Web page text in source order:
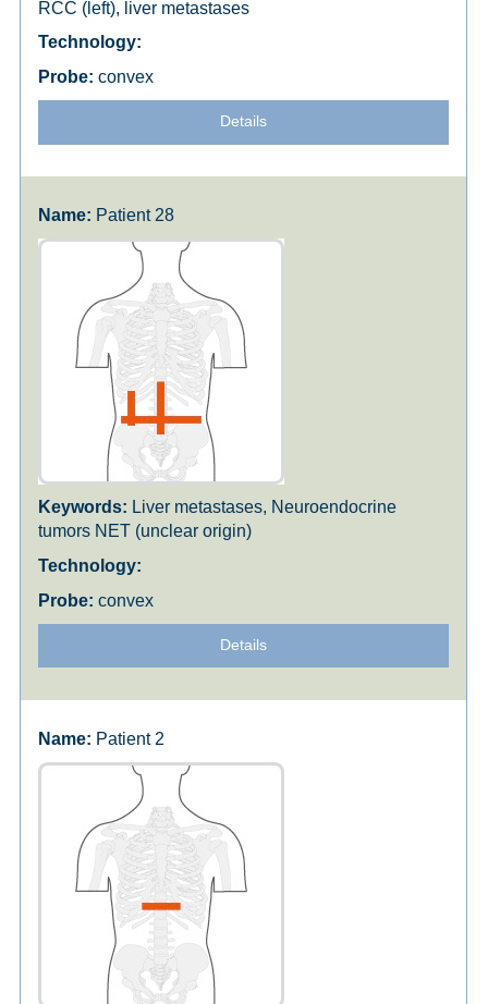
RCC (left), liver metastases
convex
Details
Patient 28
Liver metastases, Neuroendocrine
tumors NET (unclear origin)
convex
Details
Patient 2